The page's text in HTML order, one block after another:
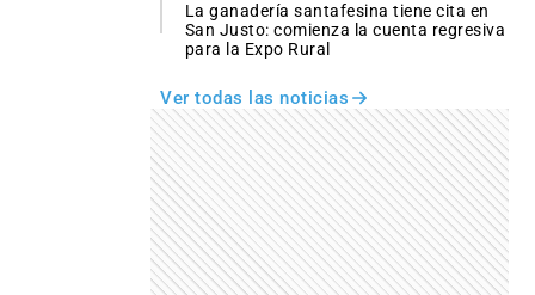
La ganadería santafesina tiene cita en
San Justo: comienza la cuenta regresiva
para la Expo Rural
Ver todas las noticias